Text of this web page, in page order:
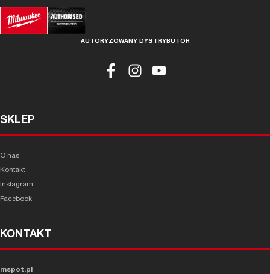
AUTORYZOWANY DYSTRYBUTOR
SKLEP
O nas
Kontakt
Instagram
Facebook
KONTAKT
mspot.pl